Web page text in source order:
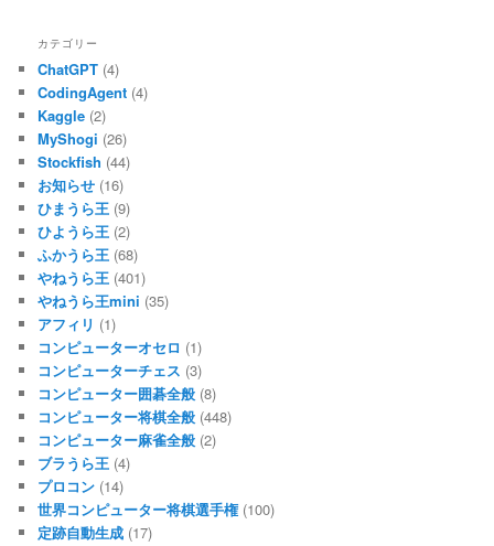
カテゴリー
ChatGPT (4)
CodingAgent (4)
Kaggle (2)
MyShogi (26)
Stockfish (44)
お知らせ (16)
ひまうら王 (9)
ひようら王 (2)
ふかうら王 (68)
やねうら王 (401)
やねうら王mini (35)
アフィリ (1)
コンピューターオセロ (1)
コンピューターチェス (3)
コンピューター囲碁全般 (8)
コンピューター将棋全般 (448)
コンピューター麻雀全般 (2)
ブラうら王 (4)
プロコン (14)
世界コンピューター将棋選手権(100)
定跡自動生成 (17)